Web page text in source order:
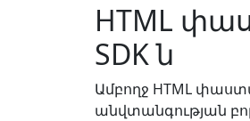
HTML
SDK ն
Ամբողջ HTML
անվտանգության